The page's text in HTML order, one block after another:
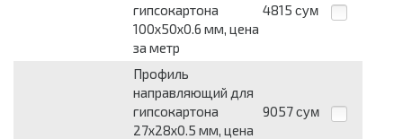
гипсокартона
100х50х0.6 мм, цена
за метр
4815 сум
Профиль
направляющий для
гипсокартона
27х28х0.5 мм, цена
9057 сум